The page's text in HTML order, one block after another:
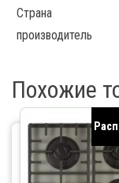
Страна
производитель
Похожие